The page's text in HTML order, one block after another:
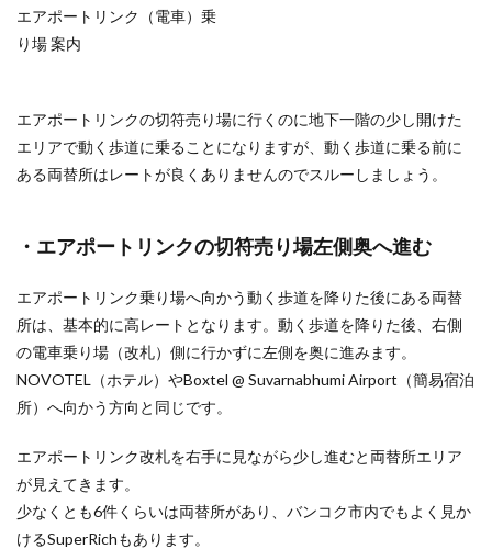
エアポートリンク（電車）乗
り場 案内
エアポートリンクの切符売り場に行くのに地下一階の少し開けた
エリアで動く歩道に乗ることになりますが、動く歩道に乗る前に
ある両替所はレートが良くありませんのでスルーしましょう。
・エアポートリンクの切符売り場左側奥へ進む
エアポートリンク乗り場へ向かう動く歩道を降りた後にある両替
所は、基本的に高レートとなります。動く歩道を降りた後、右側
の電車乗り場（改札）側に行かずに左側を奥に進みます。
NOVOTEL（ホテル）やBoxtel @ Suvarnabhumi Airport（簡易宿泊
所）へ向かう方向と同じです。
エアポートリンク改札を右手に見ながら少し進むと両替所エリア
が見えてきます。
少なくとも6件くらいは両替所があり、バンコク市内でもよく見か
けるSuperRichもあります。